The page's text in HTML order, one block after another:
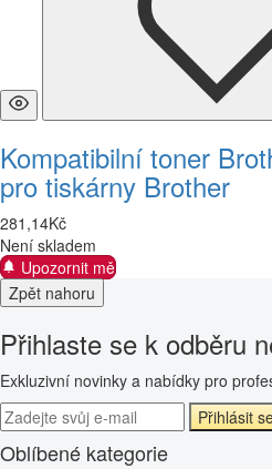
Kompatibilní toner
pro tiskárny Brother
281 ,14Kč
Není skladem
Upozornit mě
Zpět nahoru
Přihlaste se k odběru
Exkluzivní novinky a nabídky pro
Přihlásit
Oblíbené kategorie